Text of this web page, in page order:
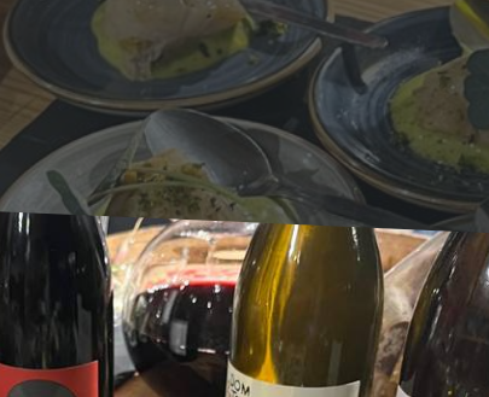
de vins avec "Epicur Yann" & Assemblage